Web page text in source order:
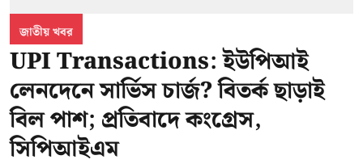
জাতীয় খবর
UPI Transactions: ইউপিআই
লেনদেনে সার্ভিস চার্জ? বিতর্ক ছাড়াই
বিল পাশ; প্রতিবাদে কংগ্রেস,
সিপিআইএম